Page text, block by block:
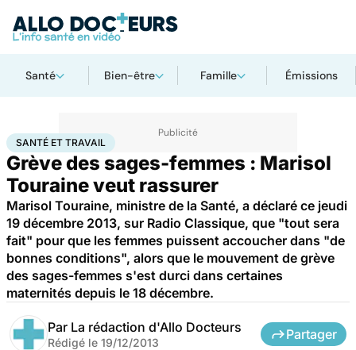
Santé Bien-être Famille Émissions
AccueilFamilleGrossesse Santé et travail
SANTÉ ET TRAVAIL
Grève des sages-femmes : Marisol
Touraine veut rassurer
Marisol Touraine, ministre de la Santé, a déclaré ce jeudi
19 décembre 2013, sur Radio Classique, que "tout sera
fait" pour que les femmes puissent accoucher dans "de
bonnes conditions", alors que le mouvement de grève
des sages-femmes s'est durci dans certaines
maternités depuis le 18 décembre.
Par La rédaction d'Allo Docteurs
Rédigé le 19/12/2013
Partager